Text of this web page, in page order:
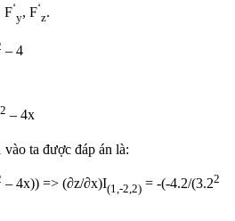
F‘
y, F‘
z.
– 4
2 – 4x
ta được đáp án là:
– 4x)) => (∂z/∂x)Ι(1,-2,2) = -(-4.2/(3.22